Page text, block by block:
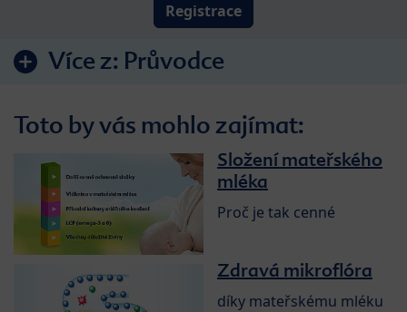
Registrace
Více z: Průvodce
Toto by vás mohlo zajímat:
Složení mateřského
mléka
Proč je tak cenné
Zdravá mikroflóra
díky mateřskému mléku